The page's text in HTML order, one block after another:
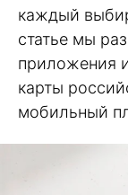
каждый
статье мы
приложения
карты
мобильный